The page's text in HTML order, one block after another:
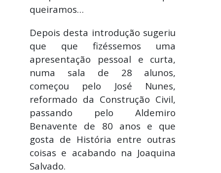
queiramos…
Depois desta introdução sugeriu
que que fizéssemos uma
apresentação pessoal e curta,
numa sala de 28 alunos,
começou pelo José Nunes,
reformado da Construção Civil,
passando pelo Aldemiro
Benavente de 80 anos e que
gosta de História entre outras
coisas e acabando na Joaquina
Salvado.